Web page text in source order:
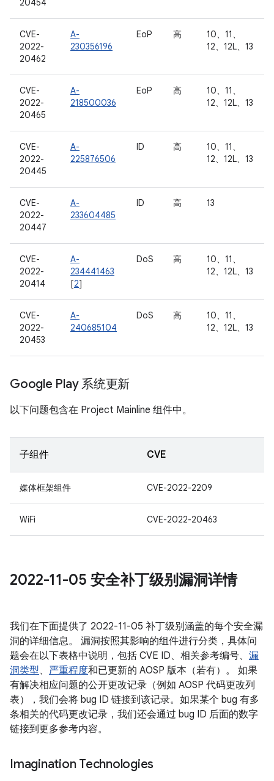
20454
CVE-
2022-
20462
A-
230356196
EoP 高
10、11、
12、12L、13
CVE-
2022-
20465
A-
218500036
EoP 高
10、11、
12、12L、13
CVE-
2022-
20445
A-
225876506
ID 高
10、11、
12、12L、13
CVE-
2022-
20447
A-
233604485
ID 高 13
CVE-
2022-
20414
A-
234441463
[2]
DoS 高
10、11、
12、12L、13
CVE-
2022-
20453
A-
240685104
DoS 高
10、11、
12、12L、13
Google Play 系统更新
以下问题包含在 Project Mainline 组件中。
子组件 CVE
媒体框架组件 CVE-2022-2209
WiFi CVE-2022-20463
2022-11-05 安全补丁级别漏洞详情
我们在下面提供了 2022-11-05 补丁级别涵盖的每个安全漏
洞的详细信息。 漏洞按照其影响的组件进行分类，具体问
题会在以下表格中说明，包括 CVE ID、相关参考编号、 漏
洞类型、 严重程度和已更新的 AOSP 版本（若有）。 如果
有解决相应问题的公开更改记录（例如 AOSP 代码更改列
表），我们会将 bug ID 链接到该记录。如果某个 bug 有多
条相关的代码更改记录，我们还会通过 bug ID 后面的数字
链接到更多参考内容。
Imagination Technologies